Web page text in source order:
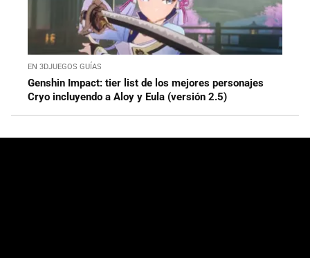
EN 3DJUEGOS GUÍAS
Genshin Impact: tier list de los mejores personajes
Cryo incluyendo a Aloy y Eula (versión 2.5)